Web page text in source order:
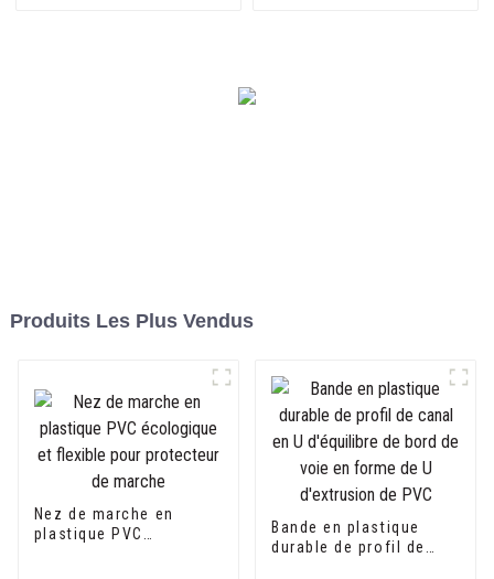
Produits Les Plus Vendus
Nez de marche en
plastique PVC
Bande en plastique
durable de profil de